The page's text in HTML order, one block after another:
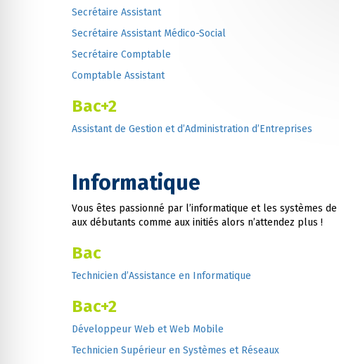
Secrétaire Assistant
Secrétaire Assistant Médico-Social
Secrétaire Comptable
Comptable Assistant
Bac+2
Assistant de Gestion et d’Administration d’Entreprises
Informatique
Vous êtes passionné par l’informatique et les systèmes
aux débutants comme aux initiés alors n’attendez plus !
Bac
Technicien d’Assistance en Informatique
Bac+2
Développeur Web et Web Mobile
Technicien Supérieur en Systèmes et Réseaux